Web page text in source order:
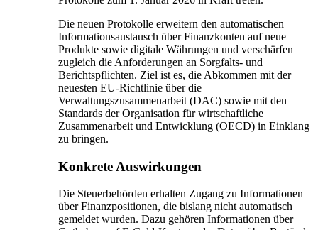
Die neuen Protokolle erweitern den automatischen
Informationsaustausch über Finanzkonten auf neue
Produkte sowie digitale Währungen und verschärfen
zugleich die Anforderungen an Sorgfalts- und
Berichtspflichten. Ziel ist es, die Abkommen mit der
neuesten EU-Richtlinie über die
Verwaltungszusammenarbeit (DAC) sowie mit den
Standards der Organisation für wirtschaftliche
Zusammenarbeit und Entwicklung (OECD) in Einklang
zu bringen.
Konkrete Auswirkungen
Die Steuerbehörden erhalten Zugang zu Informationen
über Finanzpositionen, die bislang nicht automatisch
gemeldet wurden. Dazu gehören Informationen über